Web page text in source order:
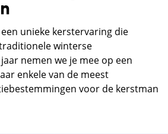
unieke kerstervaring die
winterse
nemen we je mee op een
enkele van de meest
voor de kerstman